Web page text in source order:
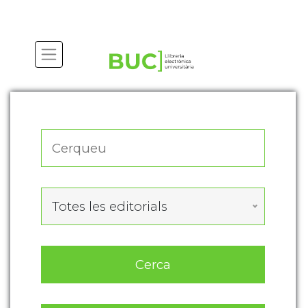
Totes les editorials
Cerca